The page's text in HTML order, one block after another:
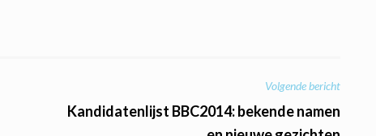
Volgende bericht
Kandidatenlijst BBC2014: bekende namen